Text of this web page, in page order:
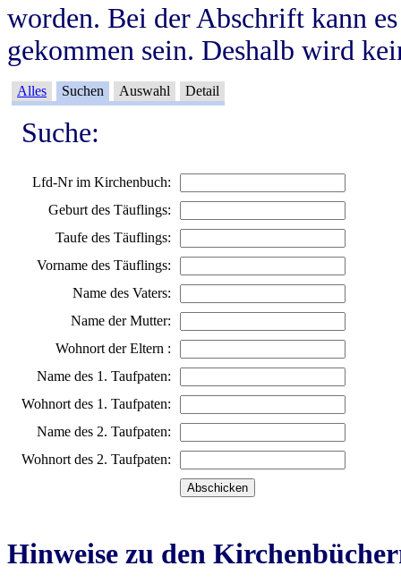
worden. Bei der Abschrift kann
gekommen sein. Deshalb wird
Alles Suchen Auswahl Detail
Suche:
Lfd-Nr im Kirchenbuch:
Geburt des Täuflings:
Taufe des Täuflings:
Vorname des Täuflings:
Name des Vaters:
Name der Mutter:
Wohnort der Eltern :
Name des 1. Taufpaten:
Wohnort des 1. Taufpaten:
Name des 2. Taufpaten:
Wohnort des 2. Taufpaten:
Hinweise zu den